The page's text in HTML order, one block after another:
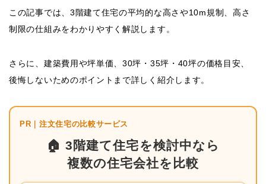
この記事では、3階建て住宅の平均的な高さや10m規制、高さ
制限の仕組みをわかりやすく解説します。
さらに、建築費用や坪単価、30坪・35坪・40坪の価格目安、
後悔しないためのポイントまで詳しく紹介します。
PR｜注文住宅の比較サービス
🏠 3階建て住宅を検討中なら
複数の住宅会社を比較